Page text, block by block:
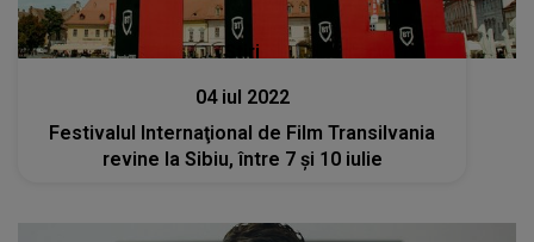
Stiri
04 iul 2022
Festivalul Internaţional de Film Transilvania
revine la Sibiu, între 7 şi 10 iulie